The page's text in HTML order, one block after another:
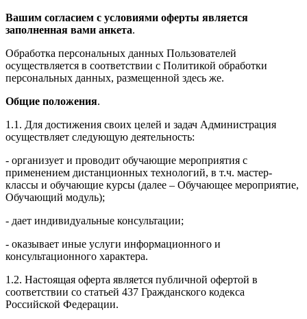
Вашим согласием с условиями оферты является
заполненная вами анкета.
Обработка персональных данных Пользователей
осуществляется в соответствии с Политикой обработки
персональных данных, размещенной здесь же.
Общие положения.
1.1. Для достижения своих целей и задач Администрация
осуществляет следующую деятельность:
- организует и проводит обучающие мероприятия с
применением дистанционных технологий, в т.ч. мастер-
классы и обучающие курсы (далее – Обучающее мероприятие,
Обучающий модуль);
- дает индивидуальные консультации;
- оказывает иные услуги информационного и
консультационного характера.
1.2. Настоящая оферта является публичной офертой в
соответствии со статьей 437 Гражданского кодекса
Российской Федерации.